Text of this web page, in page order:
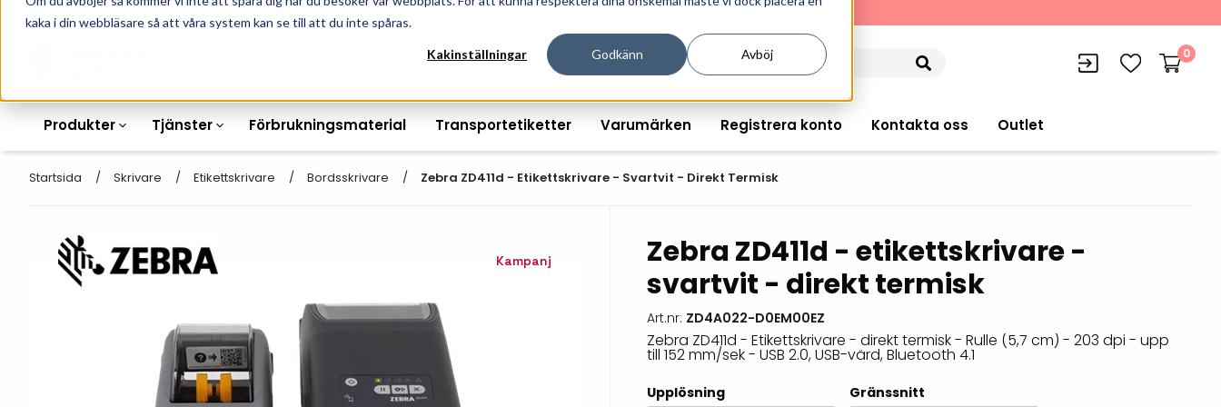
kaka i din webbläsare så att våra system kan se till att du inte spåras.
Kakinställningar Godkänn Avböj
010-162 61 90 Lösningar för professionell informationshantering och märkning
0
Produkter
Etikettskrivare
Armbandsskrivare
bläckstråleskrivare
Färgband
Transportetiketter
Kvittorullar
Handhållna streckkodsläsare
Bordsstreckkodsläsare
Streckkodsverifierare
Tillbehör streckkodsläsare
Handdatorer
Tablets
Wearable Computers
Tillbehör handdatorer
Tillbehör tablets
Truckdatorer
Pekskärmsdatorer
Tjänster
Otryckta
Laseretikett_A4
Streckkodsmenyer
Hyllkantsmärkning
Plastlister för hyllkanter
Printshopen svartvita-
Tryckta etiketter
Räkna ut EAN kontrollsiffran
Order offertförfrågan
streckkodsoriginal
VISITIQ: Besökssystem
WMSIQ: Lagersystem (WMS)
Utlåning hyra och
Förbrukningsmaterial Transportetiketter Varumärken Registrera konto Kontakta oss Outlet
Startsida Skrivare Etikettskrivare Bordsskrivare Zebra ZD411d - Etikettskrivare - Svartvit - Direkt Termisk
Kampanj
Zebra ZD411d - etikettskrivare -
svartvit - direkt termisk
Art.nr: ZD4A022-D0EM00EZ
Zebra ZD411d - Etikettskrivare - direkt termisk - Rulle (5,7 cm) - 203 dpi - upp
till 152 mm/sek - USB 2.0, USB-värd, Bluetooth 4.1
Upplösning Gränssnitt